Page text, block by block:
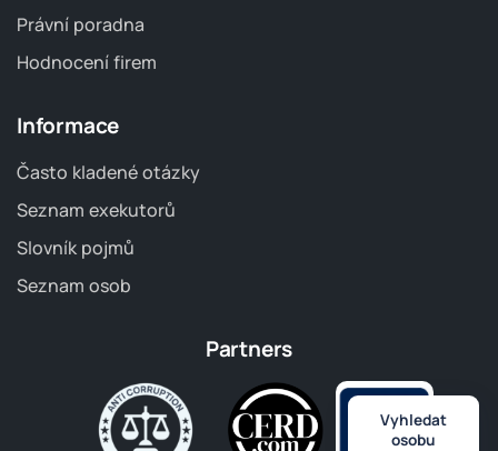
Právní poradna
Hodnocení firem
Informace
Často kladené otázky
Seznam exekutorů
Slovník pojmů
Seznam osob
Partners
Vyhledat
osobu